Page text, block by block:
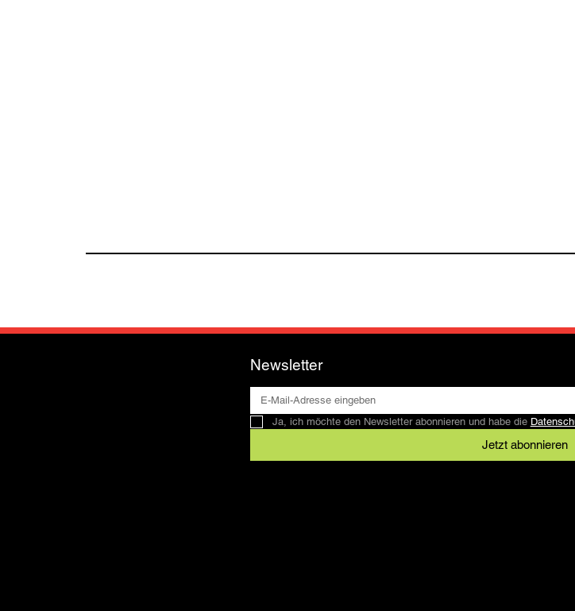
Newsletter
Ja, ich möchte den Newsletter abonnieren und habe die
Jetzt abonnieren